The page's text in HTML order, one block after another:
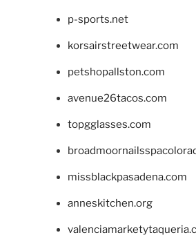
p-sports.net
korsairstreetwear.com
petshopallston.com
avenue26tacos.com
topgglasses.com
missblackpasadena.com
anneskitchen.org